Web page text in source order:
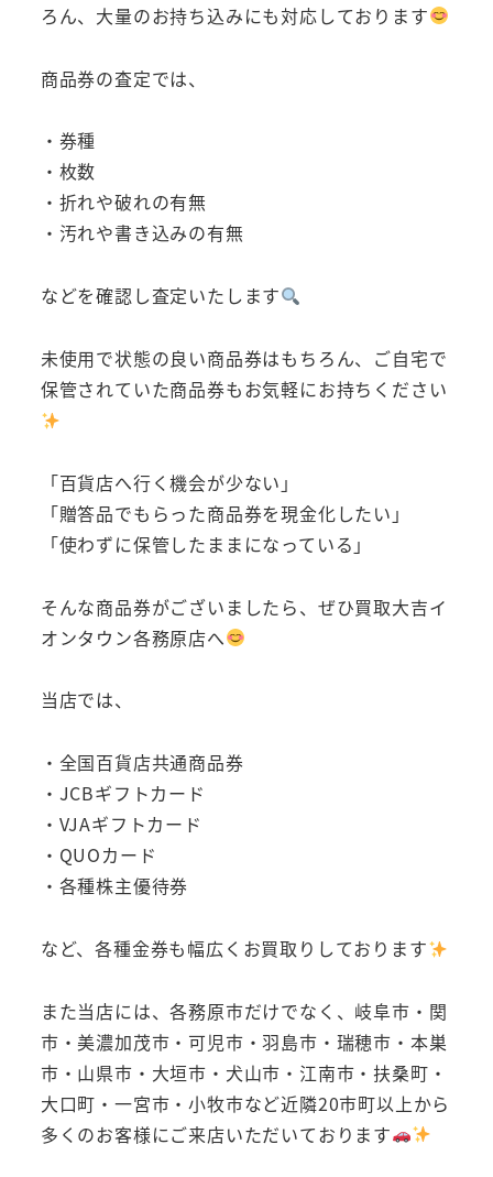
ろん、大量のお持ち込みにも対応しております
商品券の査定では、
・券種
・枚数
・折れや破れの有無
・汚れや書き込みの有無
などを確認し査定いたします
未使用で状態の良い商品券はもちろん、ご自宅で
保管されていた商品券もお気軽にお持ちください
「百貨店へ行く機会が少ない」
「贈答品でもらった商品券を現金化したい」
「使わずに保管したままになっている」
そんな商品券がございましたら、ぜひ買取大吉イ
オンタウン各務原店へ
当店では、
・全国百貨店共通商品券
・JCBギフトカード
・VJAギフトカード
・QUOカード
・各種株主優待券
など、各種金券も幅広くお買取りしております
また当店には、各務原市だけでなく、岐阜市・関
市・美濃加茂市・可児市・羽島市・瑞穂市・本巣
市・山県市・大垣市・犬山市・江南市・扶桑町・
大口町・一宮市・小牧市など近隣20市町以上から
多くのお客様にご来店いただいております